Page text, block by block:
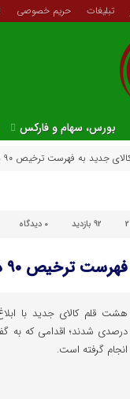
تبلیغات حریم خصوصی
بورس، سهام و فارکس
92 بازدید ۰ دیدگاه
درصدی شدند؛ اقدامی که به
انجام گرفته است.